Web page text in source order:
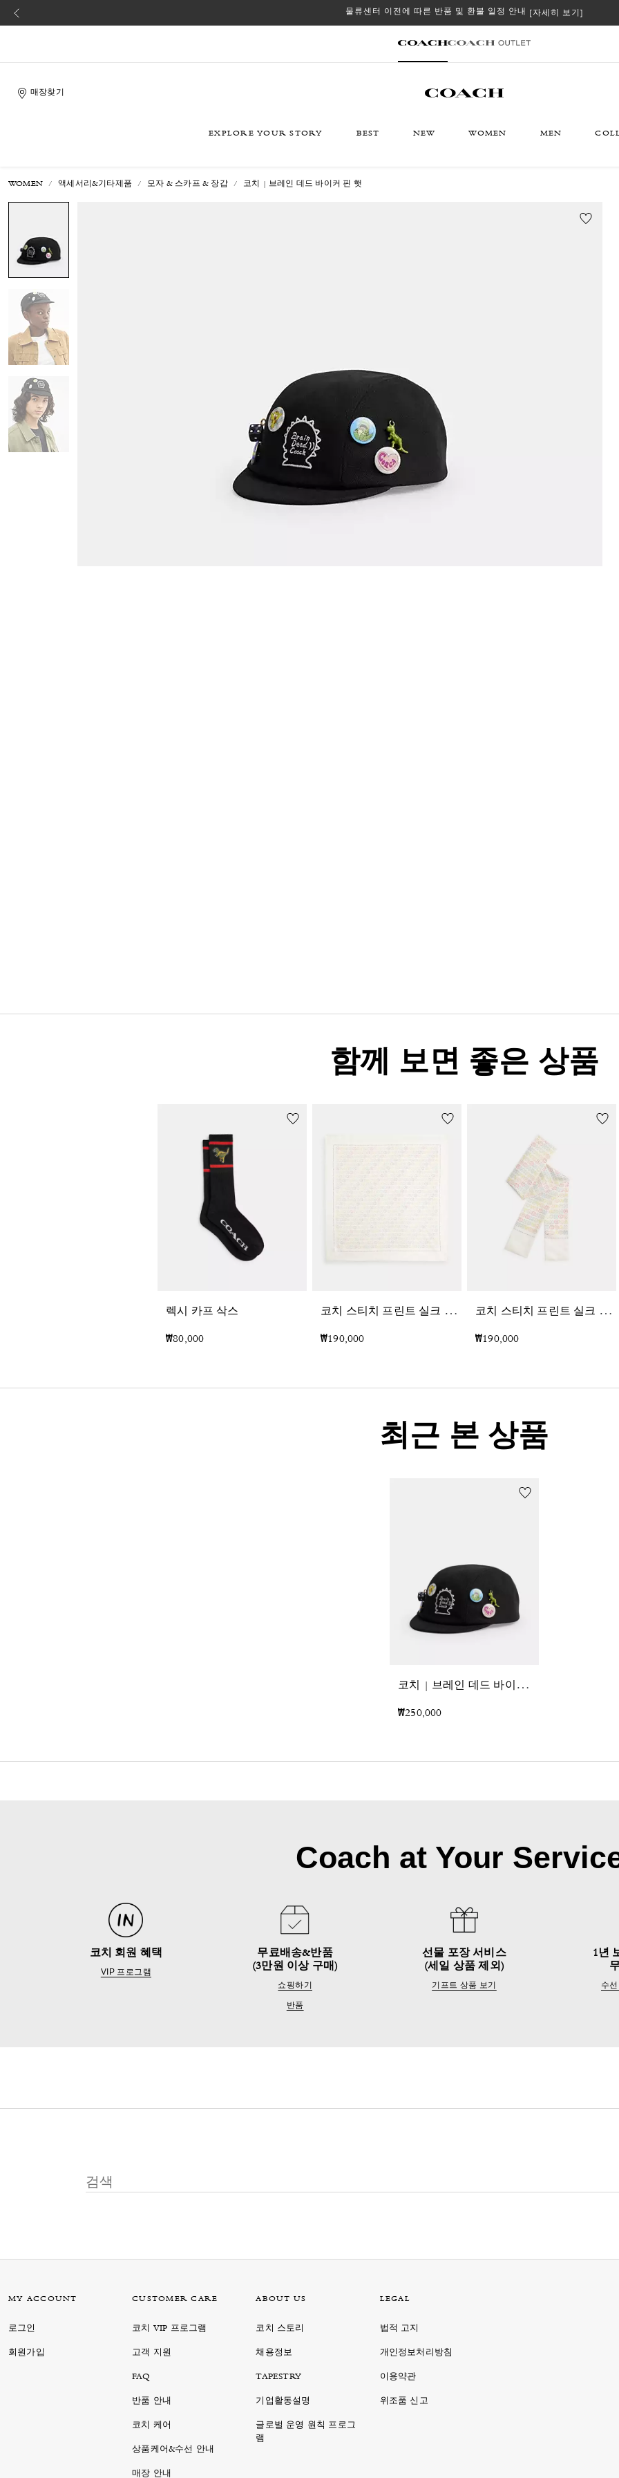
물류센터 이전에 따른 반품 및 환불 일정 안내 [자세히 보기]
매장찾기
EXPLORE YOUR STORY BEST NEW WOMEN MEN
WOMEN 액세서리&기타제품 모자 & 스카프 & 장갑 코치 | 브레인 데드 바이커 핀 햇
함께 보면 좋은 상품
렉시 카프 삭스
₩80,000
코
치 스티치 프린트 실크 반다나
₩190,000
코
치 스티치 프린트 실크 스트레이트 스키니 스카프
₩190,000
최근 본 상품
코
치 | 브레인 데드 바이커 핀 햇
₩250,000
Coach at Your
코치 회원 혜택
VIP 프로그램
무료배송&반품
(3만원 이상 구매)
쇼핑하기
반품
선물 포장 서비스
(세일 상품 제외)
기프트 상품 보기
1년
수
MY ACCOUNT
로그인
회원가입
CUSTOMER CARE
코치 VIP 프로그램
고객 지원
FAQ
반품 안내
코치 케어
상품케어&수선 안내
매장 안내
ABOUT US
코치 스토리
채용정보
TAPESTRY
기업활동설명
글로벌 운영 원칙 프로그
램
LEGAL
법적 고지
개인정보처리방침
이용약관
위조품 신고